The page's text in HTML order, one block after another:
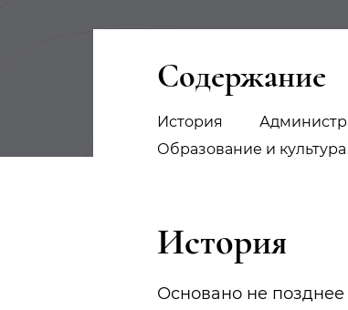
Содержание
История
Образование и культура
История
Основано не позднее